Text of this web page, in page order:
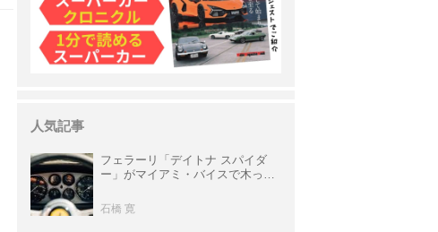
人気記事
フェラーリ「デイトナ スパイダ
ー」がマイアミ・バイスで木っ端
サ」に化けた理由
石橋 寛